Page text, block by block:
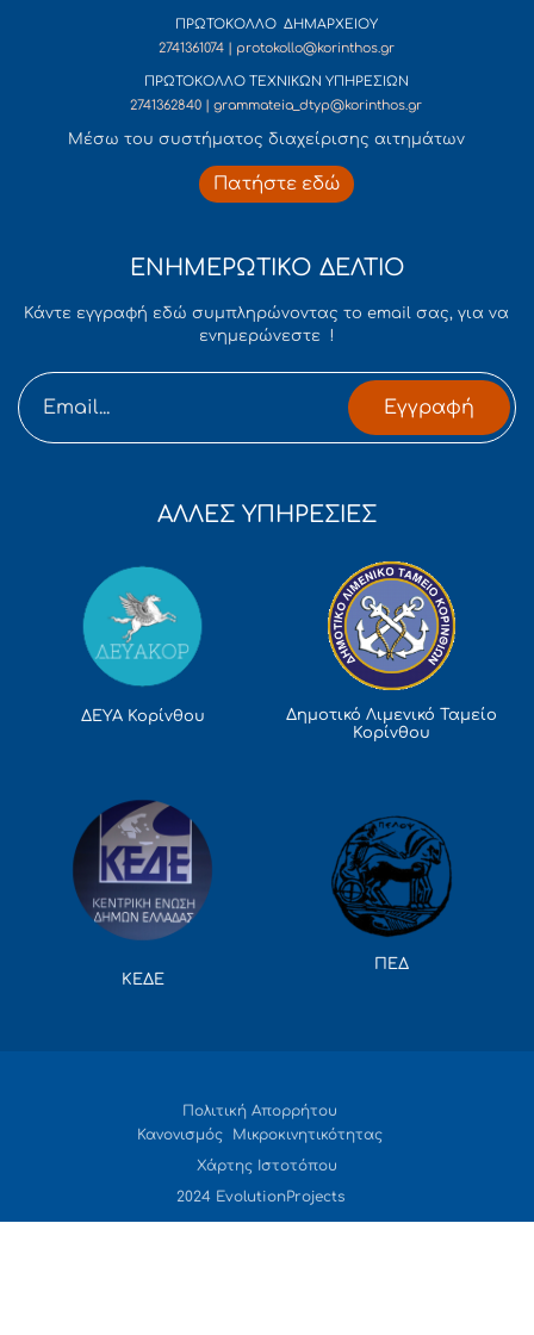
ΠΡΩΤΟΚΟΛΛΟ ΔΗΜΑΡΧΕΙΟΥ
2741361074 | protokollo@korinthos.gr
ΠΡΩΤΟΚΟΛΛΟ ΤΕΧΝΙΚΩΝ ΥΠΗΡΕΣΙΩΝ
2741362840 | grammateia_dtyp@korinthos.gr
Mέσω του συστήματος διαχείρισης αιτημάτων
Πατήστε εδώ
ΕΝΗΜΕΡΩΤΙΚΟ ΔΕΛΤΙΟ
Κάντε εγγραφή εδώ συμπληρώνοντας το email σας, για να
ενημερώνεστε !
Εγγραφή
ΑΛΛΕΣ ΥΠΗΡΕΣΙΕΣ
ΔΕΥΑ Κορίνθου
Δημοτικό Λιμενικό Ταμείο
Κορίνθου
ΚΕΔΕ
ΠΕΔ
Πολιτική Απορρήτου
Κανονισμός Μικροκινητικότητας
Χάρτης Ιστοτόπου
2024 EvolutionProjects